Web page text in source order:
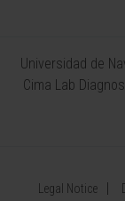
Universidad de
Cima Lab
Legal Notice